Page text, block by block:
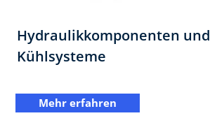
Hydraulikkomponenten und
Kühlsysteme
Mehr erfahren